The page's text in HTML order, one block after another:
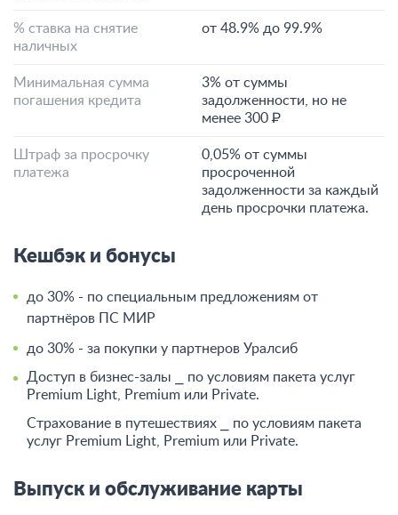
% ставка на снятие
наличных
от 48.9% до 99.9%
Минимальная сумма
погашения кредита
3% от суммы
задолженности, но не
менее 300 ₽
Штраф за просрочку
платежа
0,05% от суммы
просроченной
задолженности за каждый
день просрочки платежа.
Кешбэк и бонусы
до 30% - по специальным предложениям от
партнёров ПС МИР
до 30% - за покупки у партнеров Уралсиб
Доступ в бизнес-залы ⎯ по условиям пакета услуг
Premium Light, Premium или Private.
Страхование в путешествиях ⎯ по условиям пакета
услуг Premium Light, Premium или Private.
Выпуск и обслуживание карты